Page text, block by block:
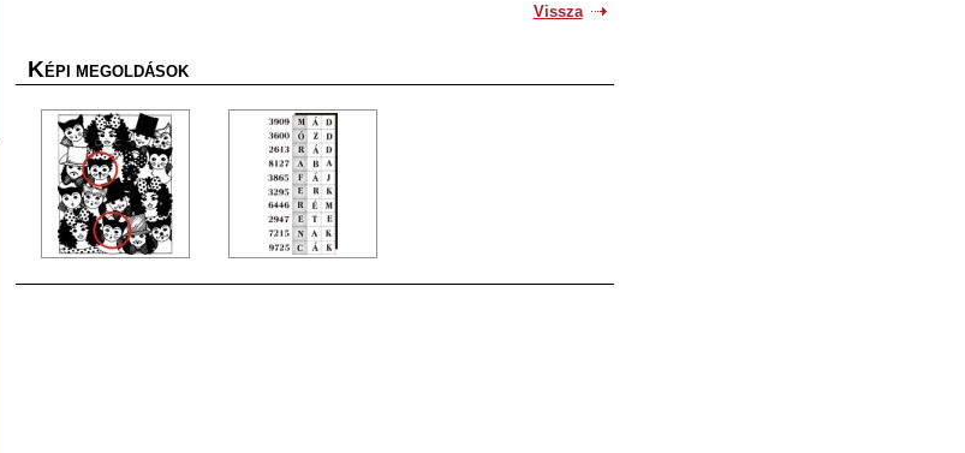
Vissza
K ÉPI MEGOLDÁSOK